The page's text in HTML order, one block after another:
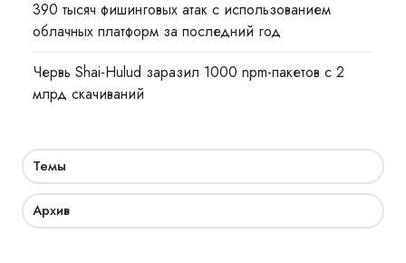
390 тысяч фишинговых атак с использованием
облачных платформ за последний год
Червь Shai-Hulud заразил 1000 npm-пакетов с 2
млрд скачиваний
Темы
Архив